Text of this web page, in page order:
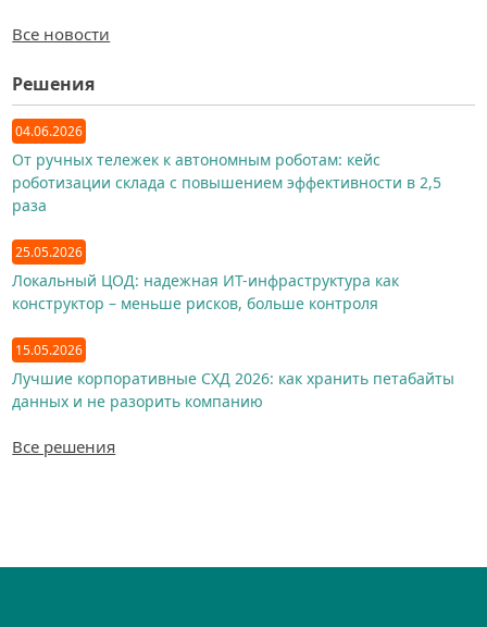
Все новости
Решения
04.06.2026
От ручных тележек к автономным роботам: кейс
роботизации склада с повышением эффективности в 2,5
раза
25.05.2026
Локальный ЦОД: надежная ИТ-инфраструктура как
конструктор – меньше рисков, больше контроля
15.05.2026
Лучшие корпоративные СХД 2026: как хранить петабайты
данных и не разорить компанию
Все решения